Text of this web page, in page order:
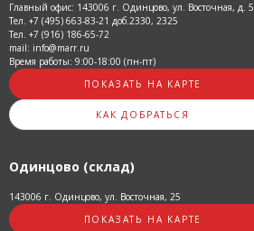
Главный офис: 143006 г. Одинцово, ул. Восточная, д. 5
Тел. +7 (495) 663-83-21 доб.2330, 2325
Тел. +7 (916) 186-65-72
mail: info@marr.ru
Время работы: 9:00-18:00 (пн-пт)
ПОКАЗАТЬ НА КАРТЕ
КАК ДОБРАТЬСЯ
Одинцово (склад)
143006 г. Одинцово, ул. Восточная, 25
ПОКАЗАТЬ НА КАРТЕ